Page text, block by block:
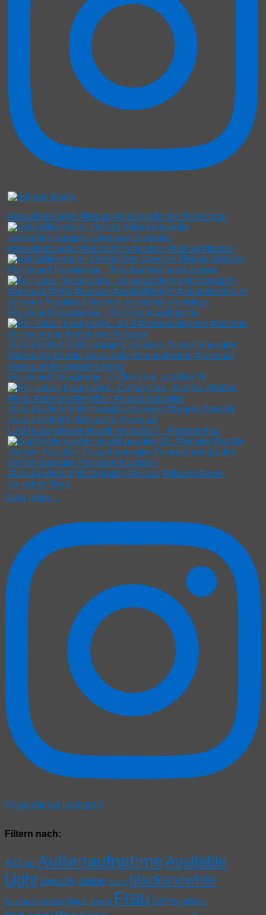
#visuelleneugier #leicaq #blackandwhite #streetpho
#visuelleneugier #menschen #people #leicaq #freude
Für visuell Neugierige . #blackandwhitephotograp
Für visuell Neugierige . #girl #sensuallingerie
Für visuell Neugierige . Coffee time . #coffee #k
Und heute wieder visuell neugierig? . #fenster #ha
Mehr laden...
Folge mir auf Instagram
Filtern nach:
Akt Art AußenaufnahmeAvailable
Light Beauty Beine Berlin blackandwhite
Businessportrait Cigar Event Frau Girl HighHeels